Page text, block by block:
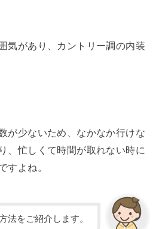
気があり、 カントリー調の内装
が少ないため、 なかなか行けな
、忙しくて時間が取れない時に
すよね。
法をご紹介します。